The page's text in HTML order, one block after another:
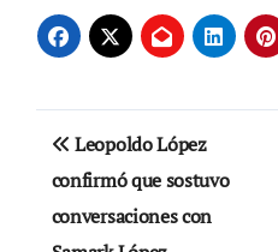
Navegación
de
entradas
Leopoldo López
confirmó que sostuvo
conversaciones con